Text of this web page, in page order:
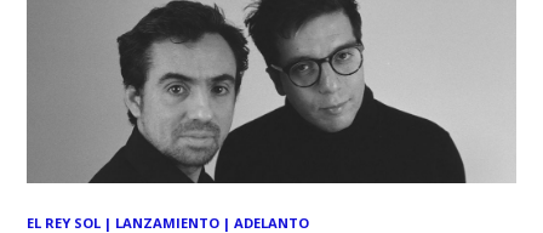
EL REY SOL | LANZAMIENTO |ADELANTO